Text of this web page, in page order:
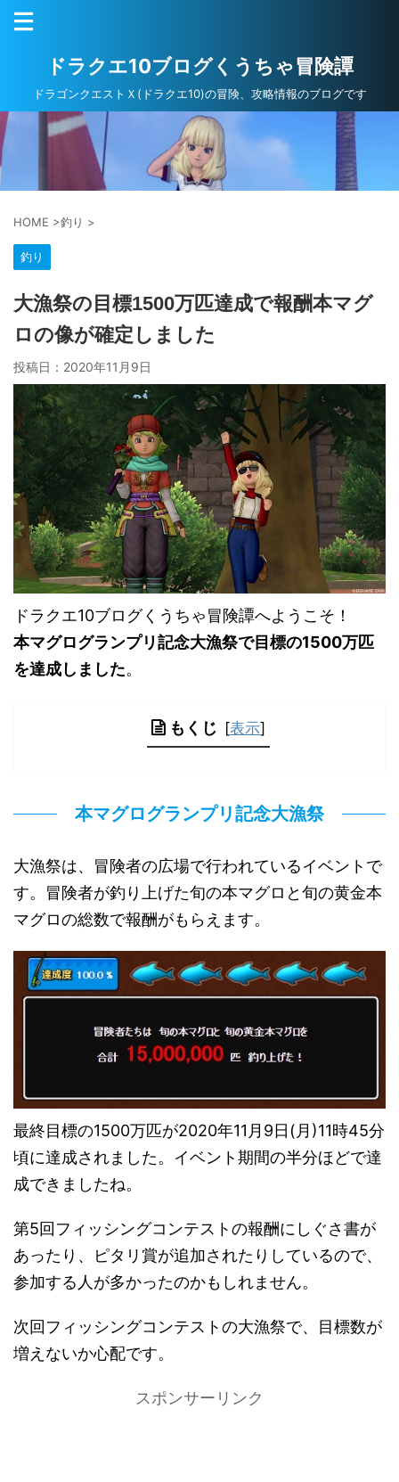
ドラクエ10ブログくうちゃ冒険譚
ドラゴンクエストＸ(ドラクエ10)の冒険、攻略情報のブログです
HOME >釣り >
釣り
大漁祭の目標1500万匹達成で報酬本マグ
ロの像が確定しました
投稿日： 2020年11月9日
ドラクエ10ブログくうちゃ冒険譚へようこそ！
本マグログランプリ記念大漁祭で目標の1500万匹
を達成しました。
もくじ [表示]
本マグログランプリ記念大漁祭
大漁祭は、冒険者の広場で行われているイベントで
す。冒険者が釣り上げた旬の本マグロと旬の黄金本
マグロの総数で報酬がもらえます。
最終目標の1500万匹が2020年11月9日(月)11時45分
頃に達成されました。イベント期間の半分ほどで達
成できましたね。
第5回フィッシングコンテストの報酬にしぐさ書が
あったり、ピタリ賞が追加されたりしているので、
参加する人が多かったのかもしれません。
次回フィッシングコンテストの大漁祭で、目標数が
増えないか心配です。
スポンサーリンク